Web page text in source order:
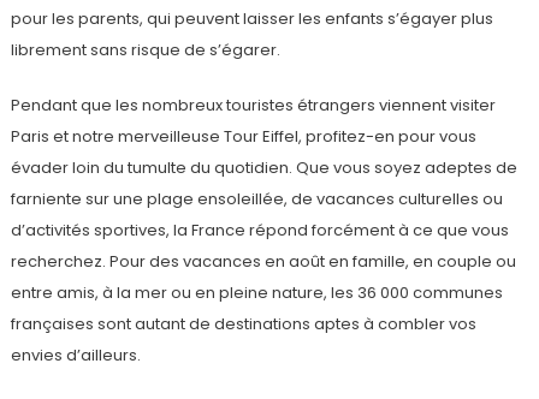
pour les parents, qui peuvent laisser les enfants s’égayer plus
librement sans risque de s’égarer.
Pendant que les nombreux touristes étrangers viennent visiter
Paris et notre merveilleuse Tour Eiffel, profitez-en pour vous
évader loin du tumulte du quotidien. Que vous soyez adeptes de
farniente sur une plage ensoleillée, de vacances culturelles ou
d’activités sportives, la France répond forcément à ce que vous
recherchez. Pour des vacances en août en famille, en couple ou
entre amis, à la mer ou en pleine nature, les 36 000 communes
françaises sont autant de destinations aptes à combler vos
envies d’ailleurs.